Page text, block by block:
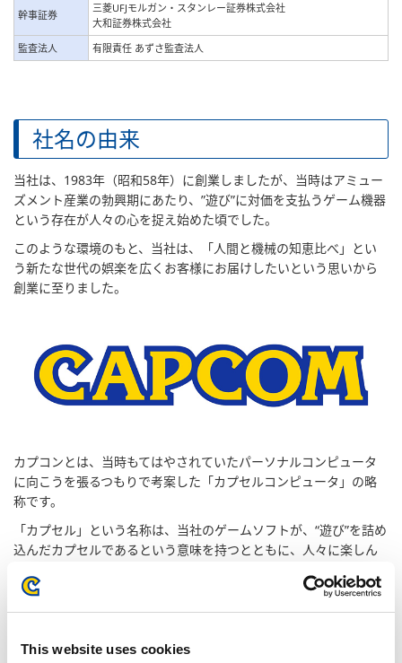
This website uses cookies
幹事証券
三菱UFJモルガン・スタンレー証券株式会社
大和証券株式会社
監査法人
有限責任 あずさ監査法人
社名の由来
当社は、1983年（昭和58年）に創業しましたが、当時はアミュー
ズメント産業の勃興期にあたり、”遊び”に対価を支払うゲーム機器
という存在が人々の心を捉え始めた頃でした。
このような環境のもと、当社は、「人間と機械の知恵比べ」とい
う新たな世代の娯楽を広くお客様にお届けしたいという思いから
創業に至りました。
カプコンとは、当時もてはやされていたパーソナルコンピュータ
に向こうを張るつもりで考案した「カプセルコンピュータ」の略
称です。
「カプセル」という名称は、当社のゲームソフトが、“遊び”を詰め
込んだカプセルであるという意味を持つとともに、人々に楽しん
から守り抜く硬い外殻で保護したい、という思いが反映されたも
のです。